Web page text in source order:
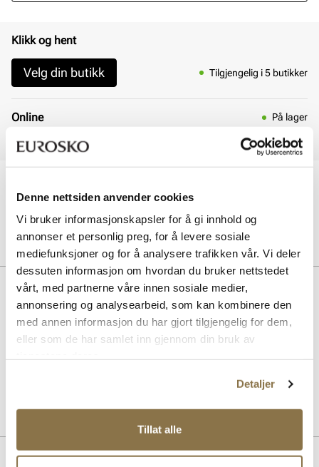
Denne nettsiden anvender cookies
Vi bruker informasjonskapsler for å gi innhold og
annonser et personlig preg, for å levere sosiale
mediefunksjoner og for å analysere trafikken vår. Vi deler
dessuten informasjon om hvordan du bruker nettstedet
vårt, med partnerne våre innen sosiale medier,
annonsering og analysearbeid, som kan kombinere den
med annen informasjon du har gjort tilgjengelig for dem,
eller som de har samlet inn gjennom din bruk av
Detaljer
Tillat alle
Klikk og hent
Velg din butikk Tilgjengelig i 5 butikker
Online På lager
Hjemlevering 3 - 7 dager
Klikk og hent innen 30 minutter
Hjemlevering 3-7 dager
Gratis retur i butikk
Beskrivelse
Smart og praktisk brilleetui fra Stockholm Design Group. Lekkert etui
i skinn + hard case slik at brillene ligger trygt og godt. Lukkes enkelt
med en trykk knapp i front. Supert gavetips! Mål: L = 15,5 cm, H= 6
Lev. art. nr8886
Produktdetaljer